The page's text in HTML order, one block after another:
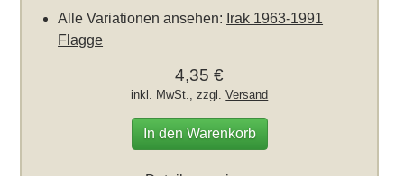
Alle Variationen ansehen: Irak 1963-1991
Flagge
4,35 €
inkl. MwSt., zzgl.Versand
In den Warenkorb